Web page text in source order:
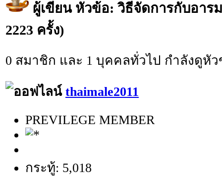
ผู้เขียนหัวข้อ: วิธีจัดการกับอา
2223 ครั้ง)
0 สมาชิก และ 1 บุคคลทั่วไป กำลังดูหั
thaimale2011
PREVILEGE MEMBER
กระทู้: 5,018